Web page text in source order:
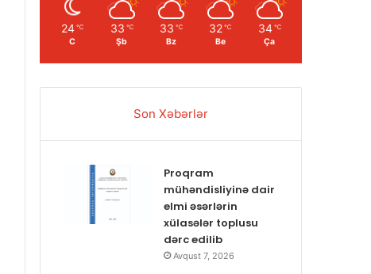
24 ℃
C
33 ℃
Şb
33 ℃
Bz
32 ℃
Be
34 ℃
Ça
Son Xəbərlər
Proqram
mühəndisliyinə dair
elmi əsərlərin
xülasələr toplusu
dərc edilib
Avqust 7, 2026